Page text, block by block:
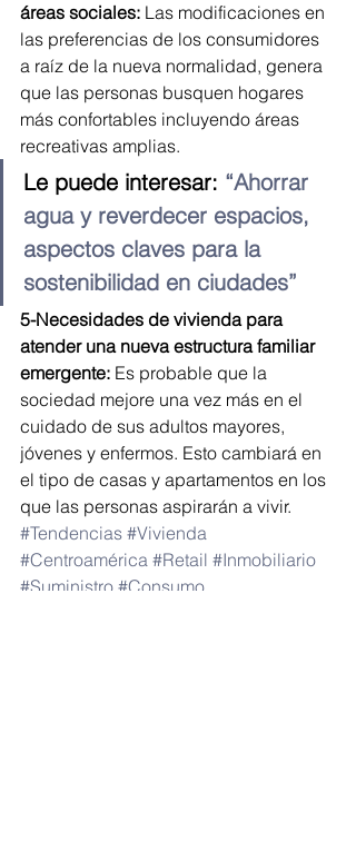
áreas sociales: Las modificaciones en
las preferencias de los consumidores
a raíz de la nueva normalidad, genera
que las personas busquen hogares
más confortables incluyendo áreas
recreativas amplias.
Le puede interesar: “Ahorrar
agua y reverdecer espacios,
aspectos claves para la
sostenibilidad en ciudades”
5-Necesidades de vivienda para
atender una nueva estructura familiar
emergente: Es probable que la
sociedad mejore una vez más en el
cuidado de sus adultos mayores,
jóvenes y enfermos. Esto cambiará en
el tipo de casas y apartamentos en los
que las personas aspirarán a vivir.
#Tendencias #Vivienda
#Centroamérica #Retail #Inmobiliario
#Suministro #Consumo